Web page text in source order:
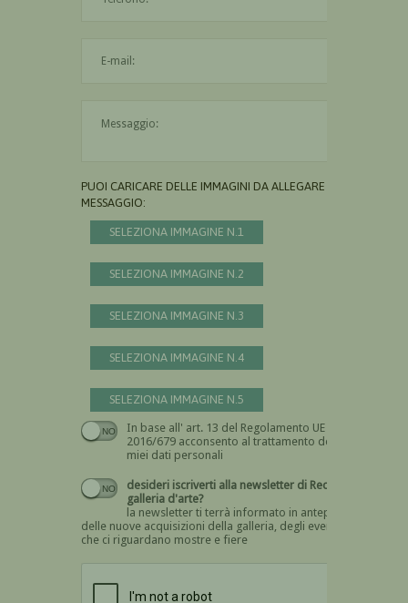
PUOI CARICARE DELLE IMMAGINI DA ALLEGARE AL
MESSAGGIO:
SELEZIONA IMMAGINE N.1
SELEZIONA IMMAGINE N.2
SELEZIONA IMMAGINE N.3
SELEZIONA IMMAGINE N.4
SELEZIONA IMMAGINE N.5
In base all' art. 13 del Regolamento UE n.
2016/679 acconsento al trattamento dei
miei dati personali
Devi dare il consenso
desideri iscriverti alla newsletter di Recta
galleria d'arte?
la newsletter ti terrà informato in anteprima
delle nuove acquisizioni della galleria, degli eventi
che ci riguardano mostre e fiere